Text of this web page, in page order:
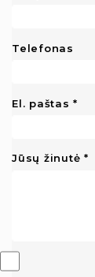
Telefonas
El. paštas
Jūsų žinutė